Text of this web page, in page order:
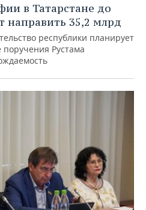
в Татарстане до
направить 35,2 млрд
республики планирует
Рустама